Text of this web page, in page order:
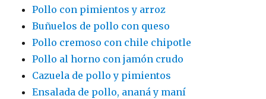
Pollo con pimientos y arroz
Buñuelos de pollo con queso
Pollo cremoso con chile chipotle
Pollo al horno con jamón crudo
Cazuela de pollo y pimientos
Ensalada de pollo, ananá y maní